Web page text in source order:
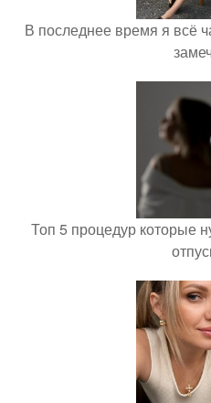
В последнее время я всё
Топ 5 процедур которые